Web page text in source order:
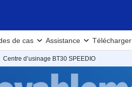
de cas Assistance Télécharger
Centre d’usinage BT30 SPEEDIO